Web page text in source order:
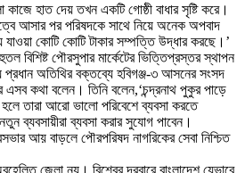
হাত দেয় তখন একটি গোষ্ঠী বাধার সৃষ্টি করে।
আসার পর পরিষদকে সাথে নিয়ে অনেক অপবাদ
কোটি কোটি টাকার সম্পত্তি উদ্ধার করছে।’
বিশিষ্ট পৌরসুপার মার্কেটের ভিত্তিপ্রস্তর স্থাপন
অতিথির বক্তব্যে হবিগঞ্জ-৩ আসনের সংসদ
কথা বলেন। তিনি বলেন,‘চন্দ্রনাথ পুকুর পাড়ে
হলে তারা আরো ভালো পরিবেশে ব্যবসা করতে
ব্যবসায়ীরা ব্যবসা করার সুযোগ পাবেন।
আয় বাড়লে পৌরপরিষদ নাগরিকের সেবা নিশ্চিত
জেলা নয়। বিশ্বের দরবারে বাংলাদেশ যেভাবে